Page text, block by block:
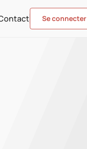
Se connecter